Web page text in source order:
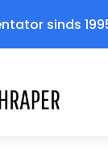
sinds